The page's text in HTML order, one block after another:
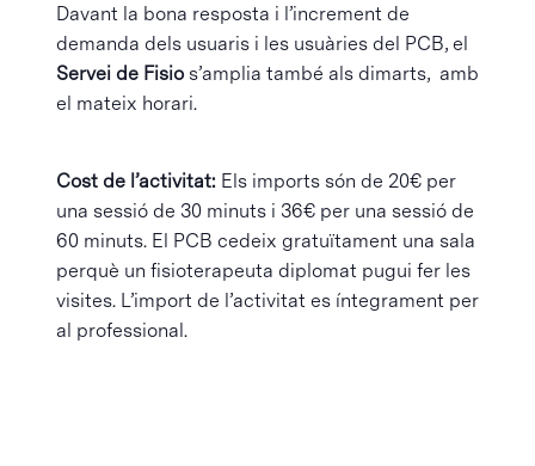
Davant la bona resposta i l’increment de
demanda dels usuaris i les usuàries del PCB, el
Servei de Fisios’amplia també als dimarts, amb
el mateix horari.
Cost de l’activitat: Els imports són de 20€ per
una sessió de 30 minuts i 36€ per una sessió de
60 minuts. El PCB cedeix gratuïtament una sala
perquè un fisioterapeuta diplomat pugui fer les
visites. L’import de l’activitat es íntegrament per
al professional.